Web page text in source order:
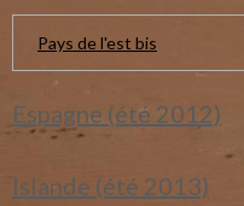
Pays de l'est bis
Espagne (été 2012)
Islande (été 2013)